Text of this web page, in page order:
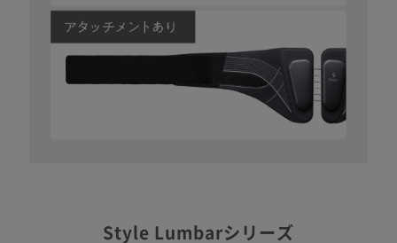
Style Lumbarシリーズ